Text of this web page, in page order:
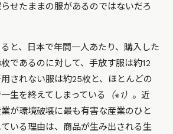
せたままの服があるのではないだろ
と、日本で年間一人あたり、購入した
であるのに対して、手放す服は約12
されない服は約25枚と、ほとんどの
生を終えてしまっている
（※1） 。近
が環境破壊に最も有害な産業のひと
いる理由は、商品が生み出される生